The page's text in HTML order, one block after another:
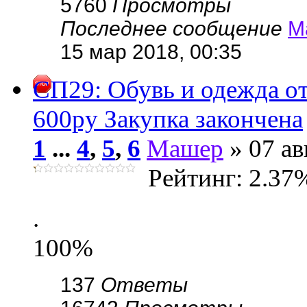
5760 Просмотры
Последнее сообщение
15 мар 2018, 00:35
СП29: Обувь и одежда
600ру Закупка закончена
1 ... 4, 5, 6 Машер » 07
Рейтинг:
.
100%
137 Ответы